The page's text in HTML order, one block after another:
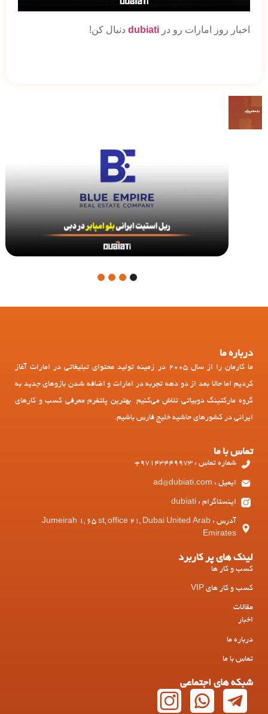
اخبار روز امارات رو در dubiati دنبال کن!
1
درباره ما
ما کارمان را از سال 2005 در زمینه تولید محتوای تبلیغاتی در امارات آغاز
کردیم اما حالا بعد از دو دهه تجربه در امارات و اضافه شدن بازوهای جدید به
گروه مارکتینگ دوبیاتی تلاش می‌کنیم بهترین پلتفرم معرفی کسب و کارهای
ایرانی در کشورهای حاشیه خلیج فارس باشیم.
تماس با ما
شماره تماس : 97143449973+
ایمیل : ad@dubiati.com
اینستاگرام : dubiati
آدرس : Jumeirah 1, 65 st, office 21, Dubai United Arab
Emirates
لینک های پر کاربرد
کسب و کار ها
کسب و کار های VIP
مقالات
اخبار
درباره ما
تماس با ما
شبکه های اجتماعی